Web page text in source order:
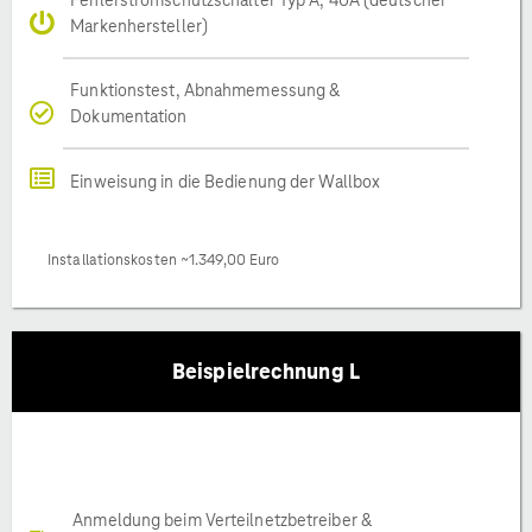
Markenhersteller)
Funktionstest, Abnahmemessung &
Dokumentation
Einweisung in die Bedienung der Wallbox
Installationskosten ~1.349,00 Euro
Beispielrechnung L
Anmeldung beim Verteilnetzbetreiber &